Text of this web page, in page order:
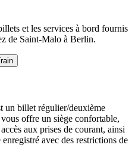
et les services à bord fournis
de Saint-Malo à Berlin.
un billet régulier/deuxième
offre un siège confortable,
aux prises de courant, ainsi
avec des restrictions de